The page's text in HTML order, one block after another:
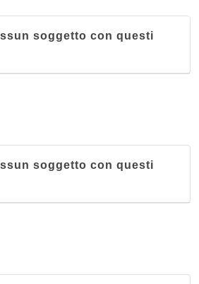
soggetto con questi
soggetto con questi